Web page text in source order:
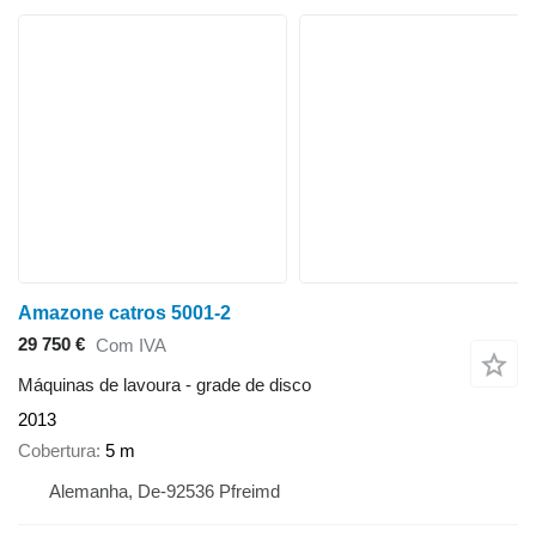
Amazone catros 5001-2
29 750 € Com IVA
Máquinas de lavoura - grade de disco
2013
Cobertura 5 m
Alemanha, De-92536 Pfreimd